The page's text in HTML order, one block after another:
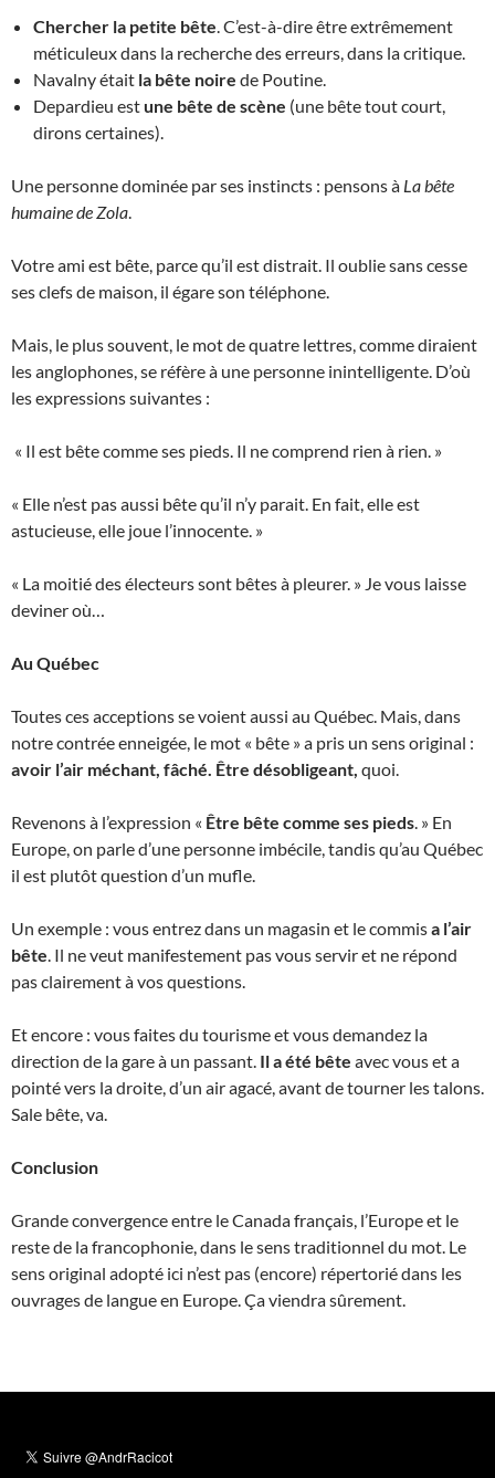
Chercher la petite bête. C’est-à-dire être extrêmement
méticuleux dans la recherche des erreurs, dans la critique.
Navalny était la bête noire de Poutine.
Depardieu estune bête de scène (une bête tout court,
dirons certaines).
Une personne dominée par ses instincts : pensons à La bête
humaine de Zola.
Votre ami est bête, parce qu’il est distrait. Il oublie sans cesse
ses clefs de maison, il égare son téléphone.
Mais, le plus souvent, le mot de quatre lettres, comme diraient
les anglophones, se réfère à une personne inintelligente. D’où
les expressions suivantes :
« Il est bête comme ses pieds. Il ne comprend rien à rien. »
« Elle n’est pas aussi bête qu’il n’y parait. En fait, elle est
astucieuse, elle joue l’innocente. »
« La moitié des électeurs sont bêtes à pleurer. » Je vous laisse
deviner où…
Au Québec
Toutes ces acceptions se voient aussi au Québec. Mais, dans
notre contrée enneigée, le mot « bête » a pris un sens original :
avoir l’air méchant, fâché. Être désobligeant, quoi.
Revenons à l’expression « Être bête comme ses pieds. » En
Europe, on parle d’une personne imbécile, tandis qu’au Québec
il est plutôt question d’un mufle.
Un exemple : vous entrez dans un magasin et le commisa l’air
bête. Il ne veut manifestement pas vous servir et ne répond
pas clairement à vos questions.
Et encore : vous faites du tourisme et vous demandez la
direction de la gare à un passant. Il a été bête avec vous et a
pointé vers la droite, d’un air agacé, avant de tourner les talons.
Sale bête, va.
Conclusion
Grande convergence entre le Canada français, l’Europe et le
reste de la francophonie, dans le sens traditionnel du mot. Le
sens original adopté ici n’est pas (encore) répertorié dans les
ouvrages de langue en Europe. Ça viendra sûrement.